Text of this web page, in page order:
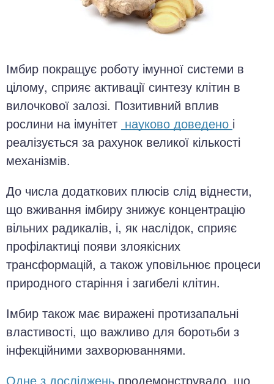
Імбир покращує роботу імунної системи в
цілому, сприяє активації синтезу клітин в
вилочкової залозі. Позитивний вплив
рослини на імунітет науково доведено і
реалізується за рахунок великої кількості
механізмів.
До числа додаткових плюсів слід віднести,
що вживання імбиру знижує концентрацію
вільних радикалів, і, як наслідок, сприяє
профілактиці появи злоякісних
трансформацій, а також уповільнює процеси
природного старіння і загибелі клітин.
Імбир також має виражені протизапальні
властивості, що важливо для боротьби з
інфекційними захворюваннями.
Одне з досліджень продемонструвало, що